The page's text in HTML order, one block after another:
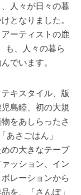
人々が日々の暮
となりました。
ーティストの鹿
も、人々の暮ら
でいます。
キスタイル、版
島睦、初の大規
をあしらったさ
あさごはん」
の大きなテーブ
ッション、イン
レーションから
を、「さんぽ」